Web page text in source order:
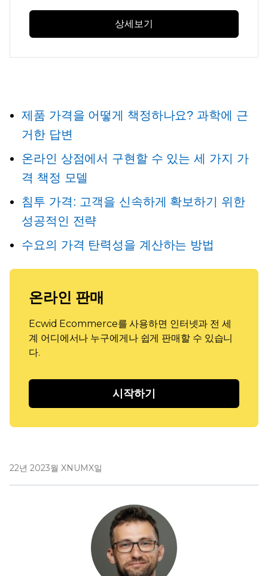
상세보기
제품 가격을 어떻게 책정하나요? 과학에 근
거한 답변
온라인 상점에서 구현할 수 있는 세 가지 가
격 책정 모델
침투 가격: 고객을 신속하게 확보하기 위한
성공적인 전략
수요의 가격 탄력성을 계산하는 방법
온라인 판매
Ecwid Ecommerce를 사용하면 인터넷과 전 세
계 어디에서나 누구에게나 쉽게 판매할 수 있습니
다.
시작하기
22년 2023월 XNUMX일